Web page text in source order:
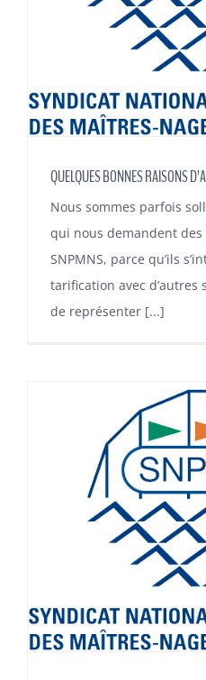
QUELQUES BONNES RAISONS
Nous sommes parfois
qui nous demandent
SNPMNS, parce qu’ils
tarification avec
de représenter [...]